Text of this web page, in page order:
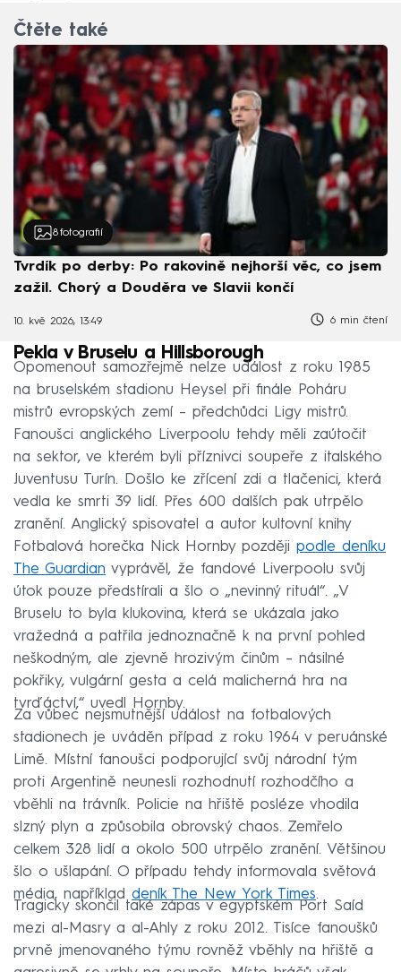
Čtěte také
8 fotografií
Tvrdík po derby: Po rakovině nejhorší věc, co jsem
zažil. Chorý a Douděra ve Slavii končí
10. kvě 2026, 13:49 6 min čtení
Pekla v Bruselu a Hillsborough
Opomenout samozřejmě nelze událost z roku 1985
na bruselském stadionu Heysel při finále Poháru
mistrů evropských zemí – předchůdci Ligy mistrů.
Fanoušci anglického Liverpoolu tehdy měli zaútočit
na sektor, ve kterém byli příznivci soupeře z italského
Juventusu Turín. Došlo ke zřícení zdi a tlačenici, která
vedla ke smrti 39 lidí. Přes 600 dalších pak utrpělo
zranění. Anglický spisovatel a autor kultovní knihy
Fotbalová horečka Nick Hornby později podle deníku
The Guardian vyprávěl, že fandové Liverpoolu svůj
útok pouze předstírali a šlo o „nevinný rituál“. „V
Bruselu to byla klukovina, která se ukázala jako
vražedná a patřila jednoznačně k na první pohled
neškodným, ale zjevně hrozivým činům – násilné
pokřiky, vulgární gesta a celá malicherná hra na
tvrďáctví,“ uvedl Hornby.
Za vůbec nejsmutnější událost na fotbalových
stadionech je uváděn případ z roku 1964 v peruánské
Limě. Místní fanoušci podporující svůj národní tým
proti Argentině neunesli rozhodnutí rozhodčího a
vběhli na trávník. Policie na hřiště posléze vhodila
slzný plyn a způsobila obrovský chaos. Zemřelo
celkem 328 lidí a okolo 500 utrpělo zranění. Většinou
šlo o ušlapání. O případu tehdy informovala světová
média, například deník The New York Times.
Tragicky skončil také zápas v egyptském Port Saíd
mezi al-Masry a al-Ahly z roku 2012. Tisíce fanoušků
prvně jmenovaného týmu rovněž vběhly na hřiště a